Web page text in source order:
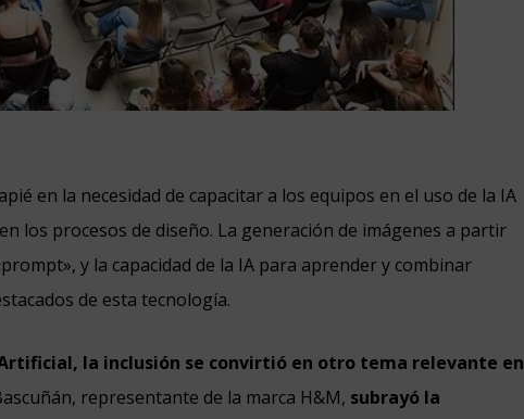
en la necesidad de capacitar a los equipos en el uso de la IA
los procesos de diseño. La generación de imágenes a partir
y la capacidad de la IA para aprender y combinar
de esta tecnología.
la inclusión se convirtió en otro tema relevante en
representante de la marca H&M, subrayó la